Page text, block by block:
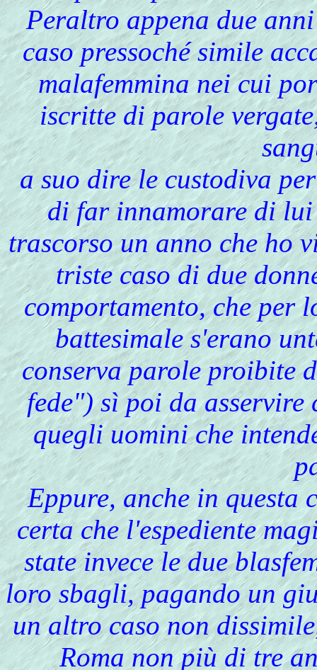
Peraltro appena due
caso pressoché simile
malafemmina nei cui
iscritte di parole
a suo dire le custodiva
di far innamorare di lui
trascorso un anno che ho
triste caso di due
comportamento, che per
battesimale s'erano
conserva parole proibite
fede") sì poi da
quegli uomini che
Eppure, anche in questa
certa che l'espediente
state invece le due
loro sbagli, pagando un
un altro caso non
Roma non più di tre